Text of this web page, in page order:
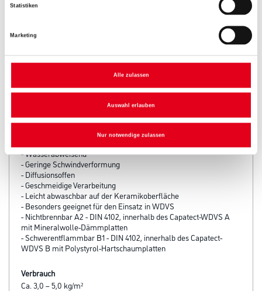
Statistiken
Marketing
Alle zulassen
Auswahl erlauben
Nur notwendige zulassen
PRODUKTEIGENSCHAFTEN
- Witterungsbeständig
- Frost- und tausalzbeständig
- Wasserabweisend
- Geringe Schwindverformung
- Diffusionsoffen
- Geschmeidige Verarbeitung
- Leicht abwaschbar auf der Keramikoberfläche
- Besonders geeignet für den Einsatz in WDVS
- Nichtbrennbar A2 - DIN 4102, innerhalb des Capatect-WDVS A
mit Mineralwolle-Dämmplatten
- Schwerentflammbar B1 - DIN 4102, innerhalb des Capatect-
WDVS B mit Polystyrol-Hartschaumplatten
Verbrauch
Ca. 3,0 – 5,0 kg/m²